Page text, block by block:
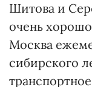
Шитова и
очень
Москва
сибирского